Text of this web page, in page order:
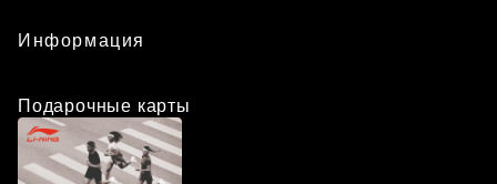
Информация
Подарочные карты